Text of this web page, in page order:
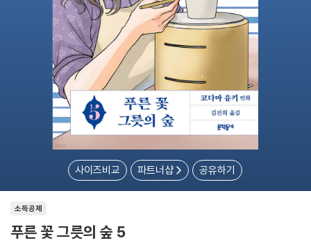
사이즈비교 파트너샵 공유하기
소득공제
푸른 꽃 그릇의 숲 5